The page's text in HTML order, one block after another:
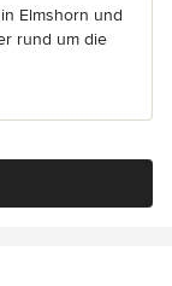
Elmshorn und
rund um die